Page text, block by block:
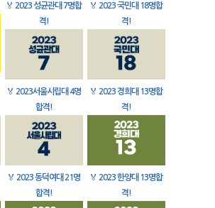
🏅 2023 성균관대 7명합
격!
🏅 2023 국민대 18명합
격!
🏅 2023서울시립대 4명
합격!
🏅 2023 경희대 13명합
격!
🏅 2023 동덕여대 21명
합격!
🏅 2023 한양대 13명합
격!